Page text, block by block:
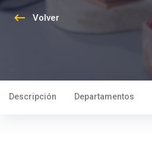
keyboard_backspace Volver
Descripción Departamentos